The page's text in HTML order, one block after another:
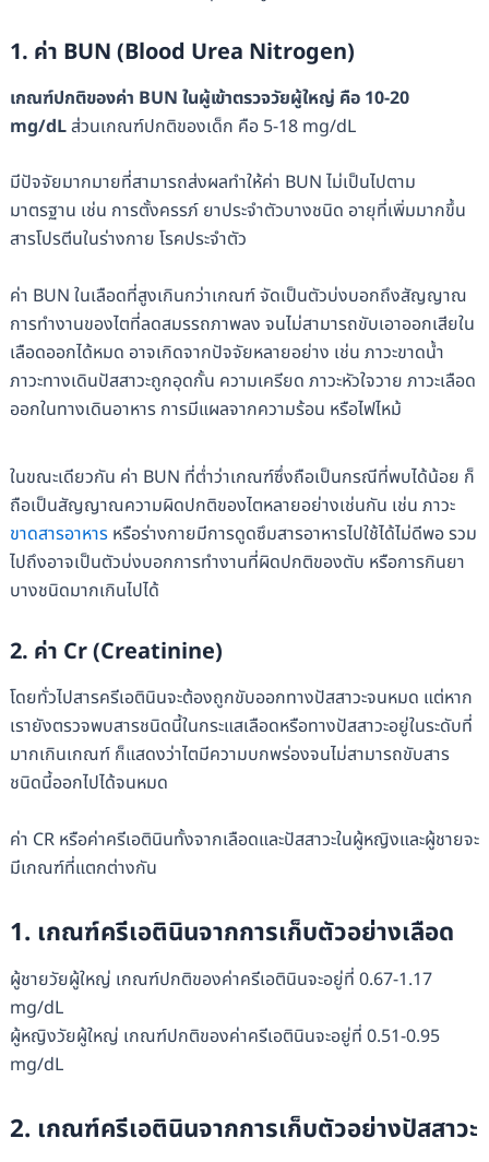
1. ค่า BUN (Blood Urea Nitrogen)
เกณฑ์ปกติของค่า BUN ในผู้เข้าตรวจวัยผู้ใหญ่ คือ 10-20
mg/dLส่วนเกณฑ์ปกติของเด็ก คือ 5-18 mg/dL
มีปัจจัยมากมายที่สามารถส่งผลทำให้ค่า BUN ไม่เป็นไปตาม
มาตรฐาน เช่น การตั้งครรภ์ ยาประจำตัวบางชนิด อายุที่เพิ่มมากขึ้น
สารโปรตีนในร่างกาย โรคประจำตัว
ค่า BUN ในเลือดที่สูงเกินกว่าเกณฑ์ จัดเป็นตัวบ่งบอกถึงสัญญาณ
การทำงานของไตที่ลดสมรรถภาพลง จนไม่สามารถขับเอาออกเสียใน
เลือดออกได้หมด อาจเกิดจากปัจจัยหลายอย่าง เช่น ภาวะขาดน้ำ
ภาวะทางเดินปัสสาวะถูกอุดกั้น ความเครียด ภาวะหัวใจวาย ภาวะเลือด
ออกในทางเดินอาหาร การมีแผลจากความร้อน หรือไฟไหม้
ในขณะเดียวกัน ค่า BUN ที่ต่ำว่าเกณฑ์ซึ่งถือเป็นกรณีที่พบได้น้อย ก็
ถือเป็นสัญญาณความผิดปกติของไตหลายอย่างเช่นกัน เช่น ภาวะ
ขาดสารอาหารหรือร่างกายมีการดูดซึมสารอาหารไปใช้ได้ไม่ดีพอ รวม
ไปถึงอาจเป็นตัวบ่งบอกการทำงานที่ผิดปกติของตับ หรือการกินยา
บางชนิดมากเกินไปได้
2. ค่า Cr (Creatinine)
โดยทั่วไปสารครีเอตินินจะต้องถูกขับออกทางปัสสาวะจนหมด แต่หาก
เรายังตรวจพบสารชนิดนี้ในกระแสเลือดหรือทางปัสสาวะอยู่ในระดับที่
มากเกินเกณฑ์ ก็แสดงว่าไตมีความบกพร่องจนไม่สามารถขับสาร
ชนิดนี้ออกไปได้จนหมด
ค่า CR หรือค่าครีเอตินินทั้งจากเลือดและปัสสาวะในผู้หญิงและผู้ชายจะ
มีเกณฑ์ที่แตกต่างกัน
1. เกณฑ์ครีเอตินินจากการเก็บตัวอย่างเลือด
ผู้ชายวัยผู้ใหญ่ เกณฑ์ปกติของค่าครีเอตินินจะอยู่ที่ 0.67-1.17
mg/dL
ผู้หญิงวัยผู้ใหญ่ เกณฑ์ปกติของค่าครีเอตินินจะอยู่ที่ 0.51-0.95
mg/dL
2. เกณฑ์ครีเอตินินจากการเก็บตัวอย่างปัสสาวะ